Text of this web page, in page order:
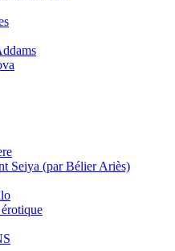
Seiya (par Bélier Ariès)